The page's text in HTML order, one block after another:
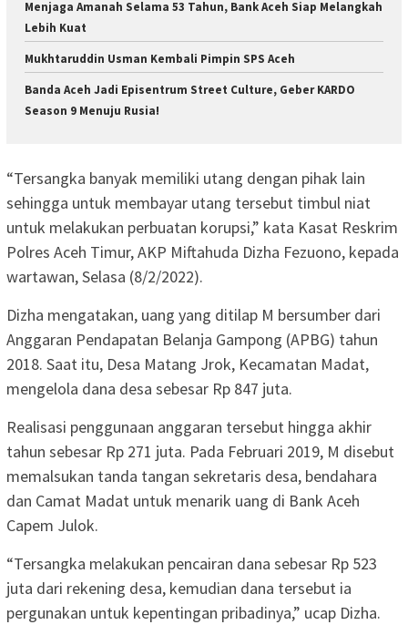
Menjaga Amanah Selama 53 Tahun, Bank Aceh Siap Melangkah
Lebih Kuat
Mukhtaruddin Usman Kembali Pimpin SPS Aceh
Banda Aceh Jadi Episentrum Street Culture, Geber KARDO
Season 9 Menuju Rusia!
“Tersangka banyak memiliki utang dengan pihak lain
sehingga untuk membayar utang tersebut timbul niat
untuk melakukan perbuatan korupsi,” kata Kasat Reskrim
Polres Aceh Timur, AKP Miftahuda Dizha Fezuono, kepada
wartawan, Selasa (8/2/2022).
Dizha mengatakan, uang yang ditilap M bersumber dari
Anggaran Pendapatan Belanja Gampong (APBG) tahun
2018. Saat itu, Desa Matang Jrok, Kecamatan Madat,
mengelola dana desa sebesar Rp 847 juta.
Realisasi penggunaan anggaran tersebut hingga akhir
tahun sebesar Rp 271 juta. Pada Februari 2019, M disebut
memalsukan tanda tangan sekretaris desa, bendahara
dan Camat Madat untuk menarik uang di Bank Aceh
Capem Julok.
“Tersangka melakukan pencairan dana sebesar Rp 523
juta dari rekening desa, kemudian dana tersebut ia
pergunakan untuk kepentingan pribadinya,” ucap Dizha.